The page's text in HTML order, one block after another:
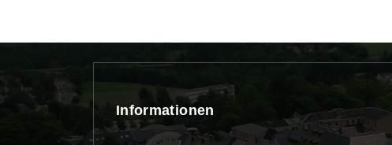
Informationen